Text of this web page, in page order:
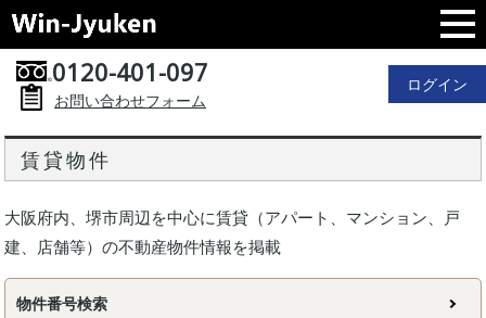
0120-401-097
お問い合わせフォーム
ログイン
賃貸物件
大阪府内、堺市周辺を中心に賃貸（アパート、マンション、戸
建、店舗等）の不動産物件情報を掲載
物件番号検索